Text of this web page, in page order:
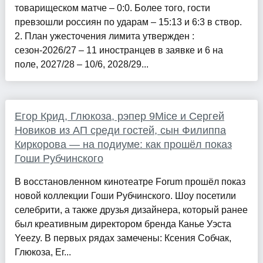
товарищеском матче – 0:0. Более того, гости
превзошли россиян по ударам – 15:13 и 6:3 в створ.
2. План ужесточения лимита утвержден :
сезон-2026/27 – 11 иностранцев в заявке и 6 на
поле, 2027/28 – 10/6, 2028/29...
Егор Крид, Глюкоза, рэпер 9Mice и Сергей
Новиков из АП среди гостей, сын Филиппа
Киркорова — на подиуме: как прошёл показ
Гоши Рубчинского
В восстановленном кинотеатре Forum прошёл показ
новой коллекции Гоши Рубчинского. Шоу посетили
селебрити, а также друзья дизайнера, который ранее
был креативным директором бренда Канье Уэста
Yeezy. В первых рядах замечены: Ксения Собчак,
Глюкоза, Ег...